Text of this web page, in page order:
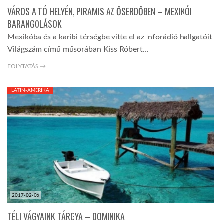
VÁROS A TÓ HELYÉN, PIRAMIS AZ ŐSERDŐBEN – MEXIKÓI
BARANGOLÁSOK
Mexikóba és a karibi térségbe vitte el az Inforádió hallgatóit
Világszám című műsorában Kiss Róbert…
FOLYTATÁS →
2017-02-06
LATIN-AMERIKA
TÉLI VÁGYAINK TÁRGYA – DOMINIKA